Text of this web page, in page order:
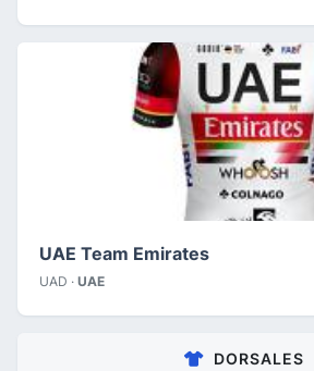
UAE Team Emirates
UAD · UAE
DORSALES